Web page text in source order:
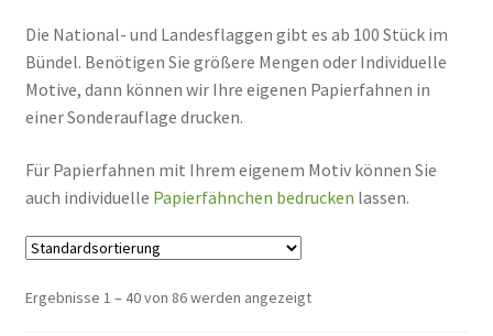
Blog
Die National- und Landesflaggen gibt es ab 100 Stück im
Bündel. Benötigen Sie größere Mengen oder Individuelle
Motive, dann können wir Ihre eigenen Papierfahnen in
einer Sonderauflage drucken.
Für Papierfahnen mit Ihrem eigenem Motiv können Sie
auch individuelle Papierfähnchen bedrucken lassen.
Ergebnisse 1 – 40 von 86 werden angezeigt